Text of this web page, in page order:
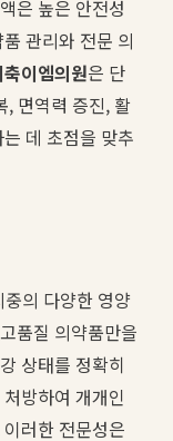
은 높은 안전성
관리와 전문 의
축이엠의원은 단
, 면역력 증진, 활
데 초점을 맞추
의 다양한 영양
품질 의약품만을
상태를 정확히
방하여 개개인
러한 전문성은